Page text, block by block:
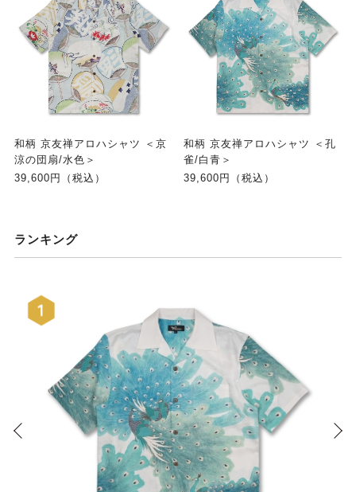
和柄 京友禅アロハシャツ ＜京
涼の団扇/水色＞
39,600円（税込）
和柄 京友禅アロハシャツ ＜孔
雀/白青＞
39,600円（税込）
ランキング